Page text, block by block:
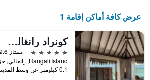
عرض كافة أماكن إقامة 1
كونراد رانغالي آيلاند المالديف
5 نجوم
ممتاز 9.6
0.1 كيلومتر عن وسط المدينة